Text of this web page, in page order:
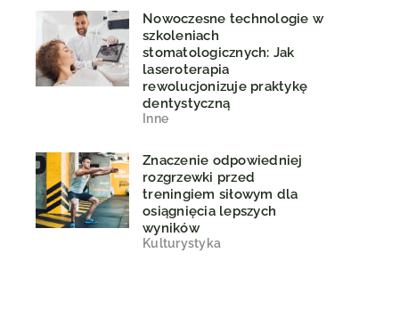
Nowoczesne technologie w
szkoleniach
stomatologicznych: Jak
laseroterapia
rewolucjonizuje praktykę
dentystyczną
Inne
Znaczenie odpowiedniej
rozgrzewki przed
treningiem siłowym dla
osiągnięcia lepszych
wyników
Kulturystyka